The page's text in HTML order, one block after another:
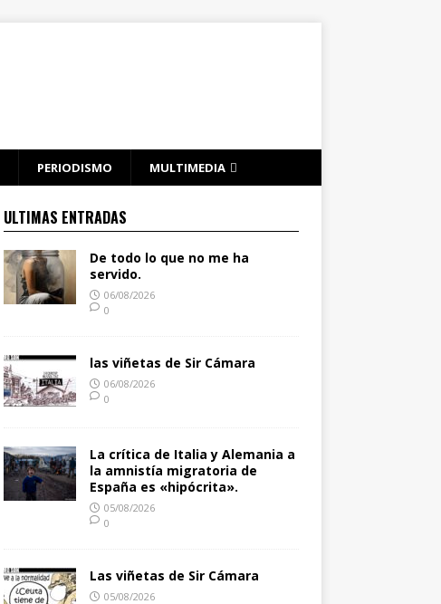
PERIODISMO MULTIMEDIA
ULTIMAS ENTRADAS
De todo lo que no me ha
servido.
06/08/2026
0
las viñetas de Sir Cámara
06/08/2026
0
La crítica de Italia y Alemania a
la amnistía migratoria de
España es «hipócrita».
05/08/2026
0
Las viñetas de Sir Cámara
05/08/2026